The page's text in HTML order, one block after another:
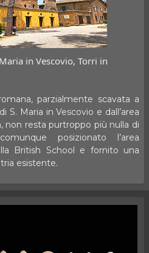
in Vescovio, Torri in
parzialmente scavata a
S. Maria in Vescovio e dall’area
non resta purtroppo più nulla di
posizionato l’area
British School e fornito una
esistente.